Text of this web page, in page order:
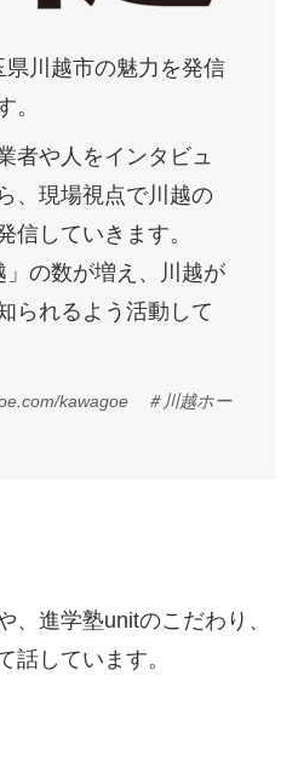
県川越市の魅力を発信
。
者や人をインタビュ
、現場視点で川越の
信していきます。
の数が増え、川越が
られるよう活動して
kawagoe ＃川越ホー
、進学塾unitのこだわり、
話しています。